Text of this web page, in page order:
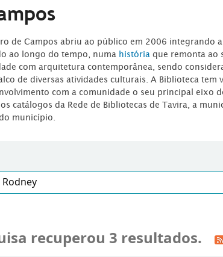
de Campos abriu ao público em 2006 integrando
ao longo do tempo, numa história que remonta ao
com arquitetura contemporânea, sendo
de diversas atividades culturais. A Biblioteca tem
com a comunidade o seu principal eixo
catálogos da Rede de Bibliotecas de Tavira, a
município.
recuperou 3 resultados.